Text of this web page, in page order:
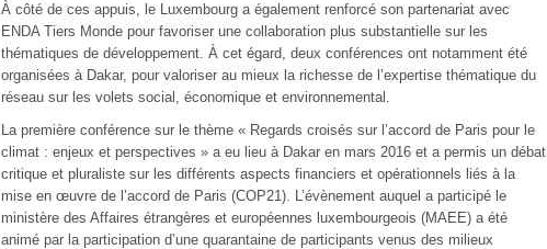
À côté de ces appuis, le Luxembourg a également renforcé son partenariat avec
ENDA Tiers Monde pour favoriser une collaboration plus substantielle sur les
thématiques de développement. À cet égard, deux conférences ont notamment été
organisées à Dakar, pour valoriser au mieux la richesse de l’expertise thématique du
réseau sur les volets social, économique et environnemental.
La première conférence sur le thème « Regards croisés sur l’accord de Paris pour le
climat : enjeux et perspectives » a eu lieu à Dakar en mars 2016 et a permis un débat
critique et pluraliste sur les différents aspects financiers et opérationnels liés à la
mise en œuvre de l’accord de Paris (COP21). L’évènement auquel a participé le
ministère des Affaires étrangères et européennes luxembourgeois (MAEE) a été
animé par la participation d’une quarantaine de participants venus des milieux